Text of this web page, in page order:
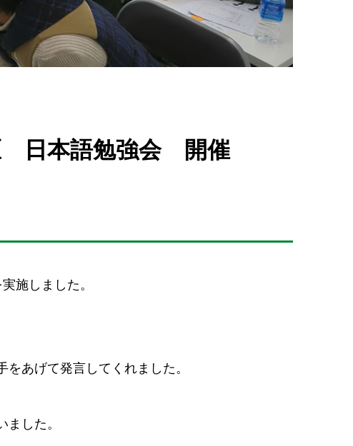
日本語勉強会 開催
施しました。
あげて発言してくれました。
した。